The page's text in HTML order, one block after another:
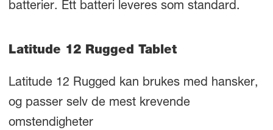
batterier. Ett batteri leveres som standard.
Latitude 12 Rugged Tablet
Latitude 12 Rugged kan brukes med hansker,
og passer selv de mest krevende
omstendigheter